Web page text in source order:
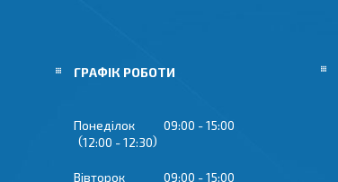
ГРАФІК РОБОТИ
Понеділок 09:00
15:00
12:00
12:30
Вівторок 09:00
15:00